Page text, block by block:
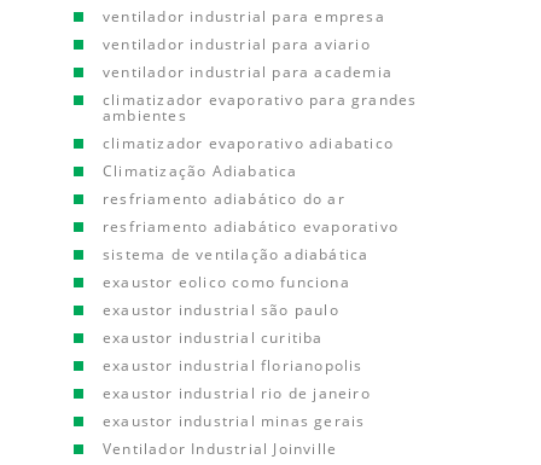
ventilador industrial para empresa
ventilador industrial para aviario
ventilador industrial para academia
climatizador evaporativo para grandes
ambientes
climatizador evaporativo adiabatico
Climatização Adiabatica
resfriamento adiabático do ar
resfriamento adiabático evaporativo
sistema de ventilação adiabática
exaustor eolico como funciona
exaustor industrial são paulo
exaustor industrial curitiba
exaustor industrial florianopolis
exaustor industrial rio de janeiro
exaustor industrial minas gerais
Ventilador Industrial Joinville